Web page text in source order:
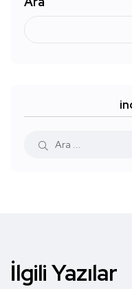
İlgili Yazılar